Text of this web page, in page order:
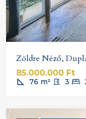
Zöldre Néző,
85.000.000 Ft
76 m² 3